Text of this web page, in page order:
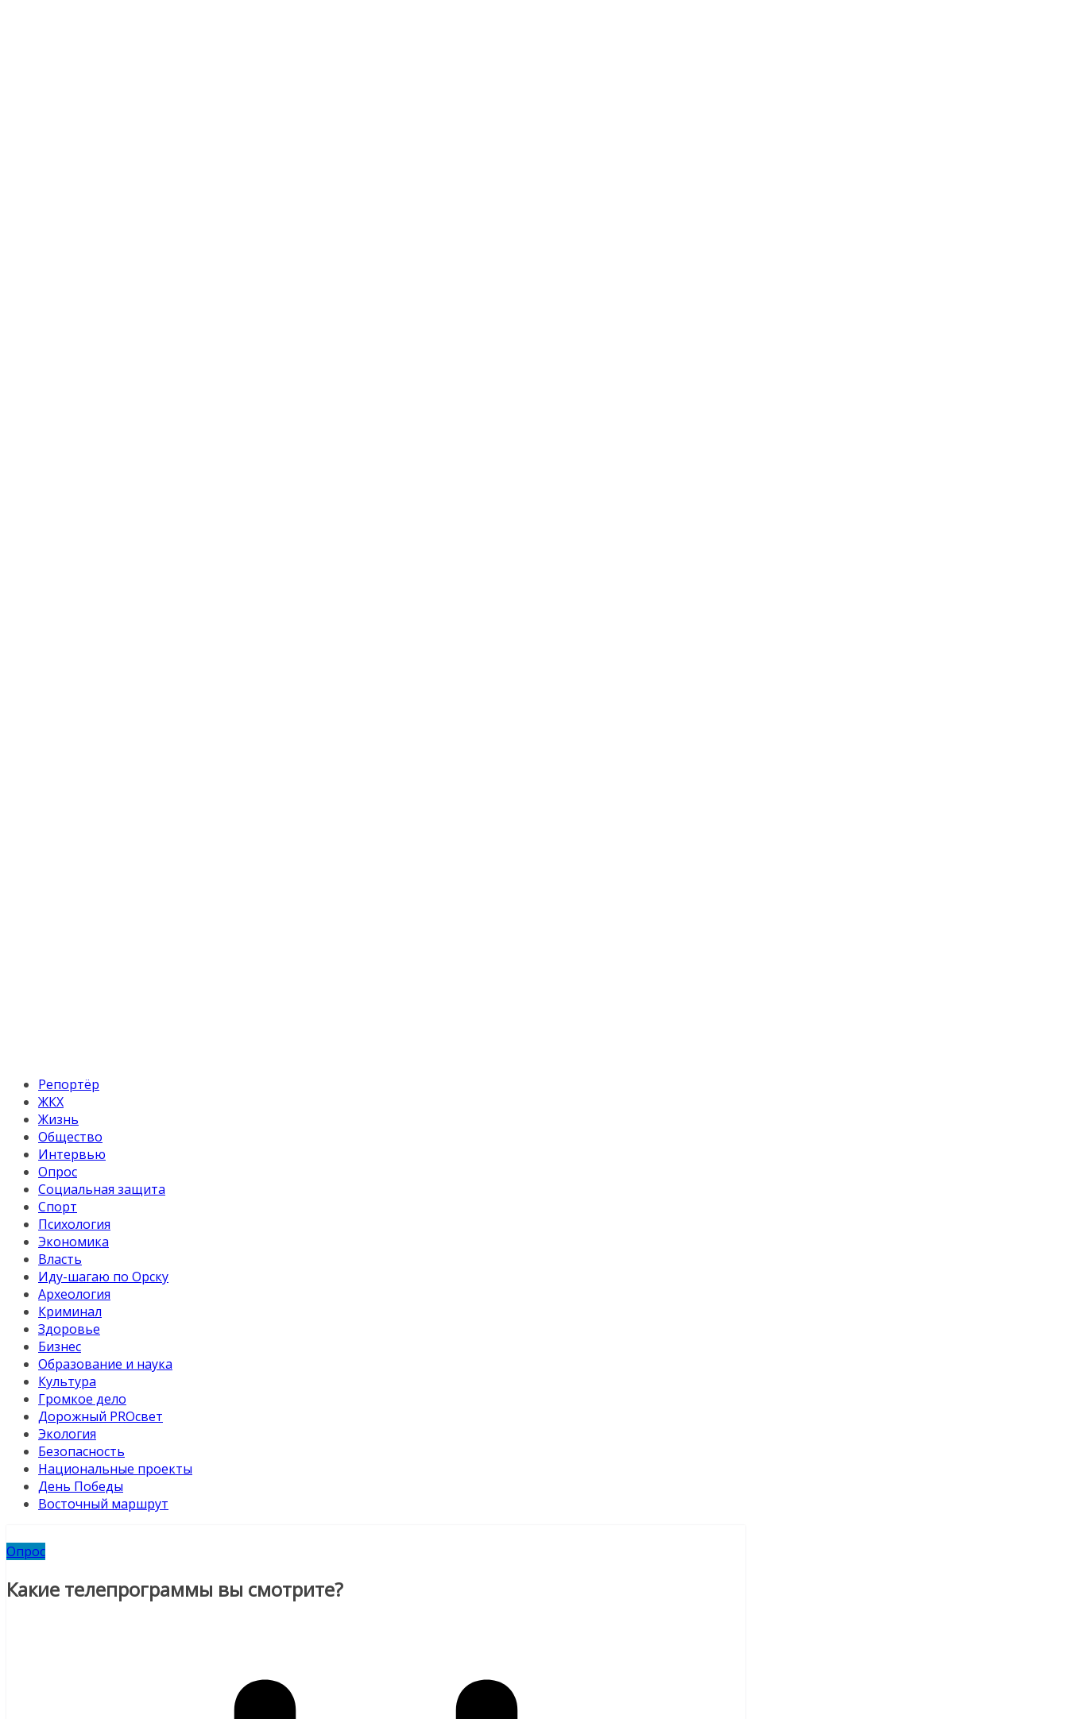
Репортёр
ЖКХ
Жизнь
Общество
Интервью
Опрос
Социальная защита
Спорт
Психология
Экономика
Власть
Иду-шагаю по Орску
Археология
Криминал
Здоровье
Бизнес
Образование и наука
Культура
Громкое дело
Дорожный PROсвет
Экология
Безопасность
Национальные проекты
День Победы
Восточный маршрут
Опрос
Какие телепрограммы вы смотрите?